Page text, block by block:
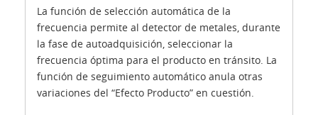
La función de selección automática de la
frecuencia permite al detector de metales, durante
la fase de autoadquisición, seleccionar la
frecuencia óptima para el producto en tránsito. La
función de seguimiento automático anula otras
variaciones del “Efecto Producto” en cuestión.